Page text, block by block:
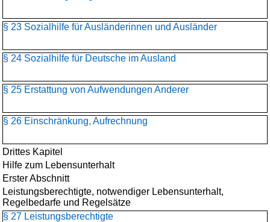
§ 23 Sozialhilfe für Ausländerinnen und Ausländer
§ 24 Sozialhilfe für Deutsche im Ausland
§ 25 Erstattung von Aufwendungen Anderer
§ 26 Einschränkung, Aufrechnung
Drittes Kapitel
Hilfe zum Lebensunterhalt
Erster Abschnitt
Leistungsberechtigte, notwendiger Lebensunterhalt,
Regelbedarfe und Regelsätze
§ 27 Leistungsberechtigte